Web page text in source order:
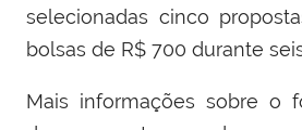
selecionadas cinco
bolsas de R$ 700 durante
Mais informações sobre o